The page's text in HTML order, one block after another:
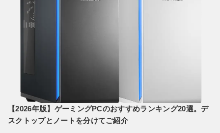
【2026年版】ゲーミングPCのおすすめランキング20選。デ
スクトップとノートを分けてご紹介